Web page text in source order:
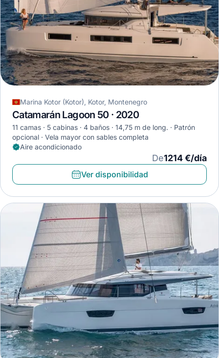
Marina Kotor (Kotor), Kotor, Montenegro
Catamarán Lagoon 50 · 2020
11 camas 5 cabinas 4 baños 14,75 m de long.
Patrón
opcional
Vela mayor con sables completa
Aire acondicionado
De1214 €/día
Ver disponibilidad